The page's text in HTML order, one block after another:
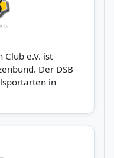
Club e.V. ist
Der DSB
in